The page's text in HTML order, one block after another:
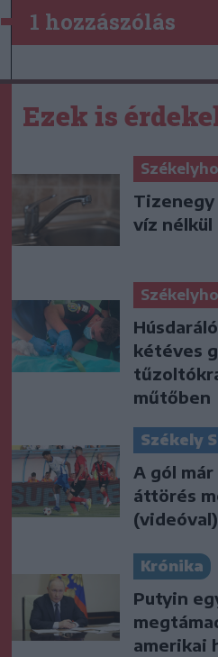
1 hozzászólás
Ezek is
víz nélkül
kétéves
műtőben
Székely
A gól
áttörés
(videóval)
Krónika
Putyin
amerikai